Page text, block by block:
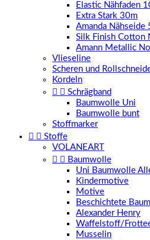
Elastic Nähfaden
Extra Stark 30m
Amanda Nähseide
Silk Finish Cotton
Amann Metallic
Vlieseline
Scheren und
Kordeln
  Schrägband
Baumwolle Uni
Baumwolle bunt
Stoffmarker
  Stoffe
VOLANEART
  Baumwolle
Uni Baumwolle
Kindermotive
Motive
Beschichtete
Alexander Henry
Waffelstoff/
Musselin